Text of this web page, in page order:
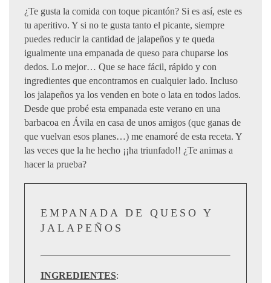
¿Te gusta la comida con toque picantón? Si es así, este es
tu aperitivo. Y si no te gusta tanto el picante, siempre
puedes reducir la cantidad de jalapeños y te queda
igualmente una empanada de queso para chuparse los
dedos. Lo mejor… Que se hace fácil, rápido y con
ingredientes que encontramos en cualquier lado. Incluso
los jalapeños ya los venden en bote o lata en todos lados.
Desde que probé esta empanada este verano en una
barbacoa en Ávila en casa de unos amigos (que ganas de
que vuelvan esos planes…) me enamoré de esta receta. Y
las veces que la he hecho ¡¡ha triunfado!! ¿Te animas a
hacer la prueba?
EMPANADA DE QUESO Y
JALAPEÑOS
INGREDIENTES: